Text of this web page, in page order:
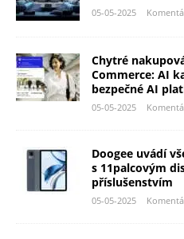
05-05-2025
Chytré
Commerce: AI
bezpečné AI
05-05-2025
Doogee uvádí
s 11palcovým
příslušenstvím
05-05-2025